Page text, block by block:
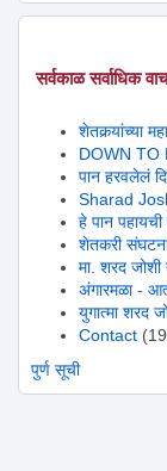
सर्वकाळ सर्वाधिक
शेतकर्‍यांच्या
DOWN TO
पान हरवलेलं
Sharad
हे पान पहायची
शेतकरी
मा. शरद जोशी
अंगारमळा -
युगात्मा शरद
Contact
पुर्ण सूची